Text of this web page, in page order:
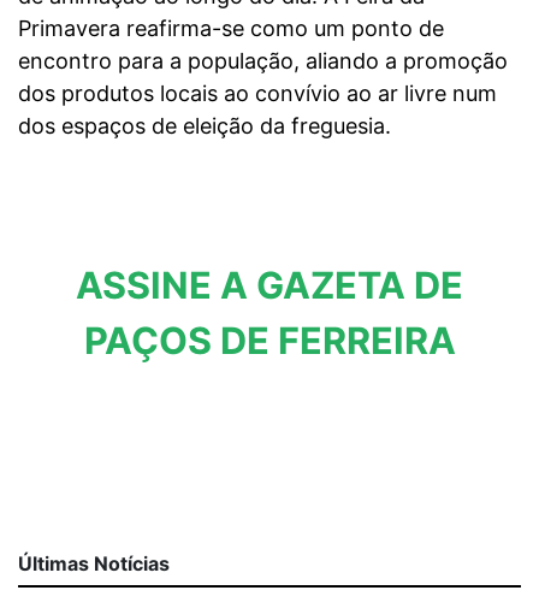
Primavera reafirma-se como um ponto de
encontro para a população, aliando a promoção
dos produtos locais ao convívio ao ar livre num
dos espaços de eleição da freguesia.
ASSINE A GAZETA DE
PAÇOS DE FERREIRA
Últimas Notícias